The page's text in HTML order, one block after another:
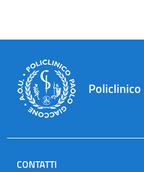
Policlinico
CONTATTI